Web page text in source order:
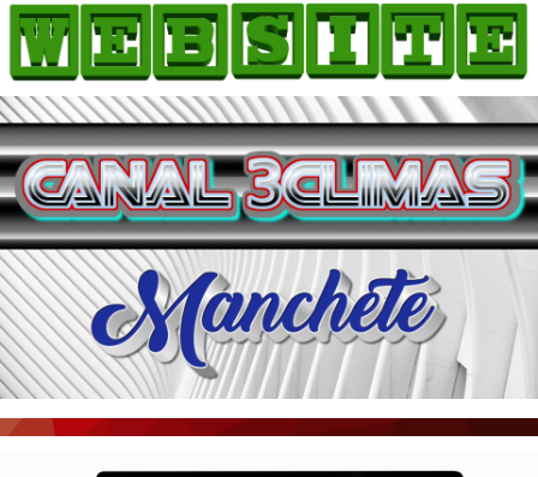
HOME
COMO ANUNCIAR
JORNAIS DO BRASIL
PODCAST/NOTÍCIAS
AS NOTÍCIAS DO DIA
ACONTECEU...VIROU MANCHETE!
BLOGS & COLUNAS
AGÊNCIA DE NOTÍCIAS
CNN BRASIL